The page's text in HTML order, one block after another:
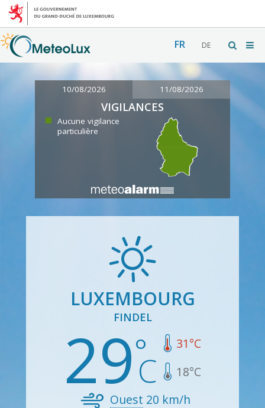
FR DE
10/08/2026 11/08/2026
VIGILANCES
Aucune vigilance
particulière
LUXEMBOURG
FINDEL
29 31°C
18°C
Ouest 20 km/h